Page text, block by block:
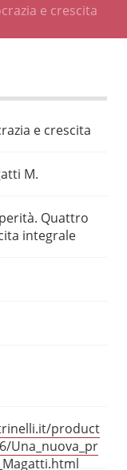
e crescita
e crescita
M.
Quattro
integrale
product
Una_nuova_pr